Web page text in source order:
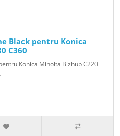
Black pentru Konica
C360
Konica Minolta Bizhub C220